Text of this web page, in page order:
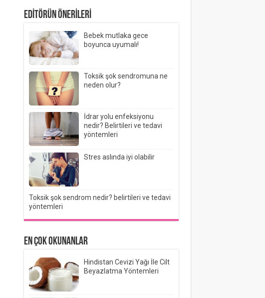
EDİTÖRÜN ÖNERİLERİ
Bebek mutlaka gece
boyunca uyumalı!
Toksik şok sendromuna ne
neden olur?
İdrar yolu enfeksiyonu
nedir? Belirtileri ve tedavi
yöntemleri
Stres aslında iyi olabilir
Toksik şok sendrom nedir? belirtileri ve tedavi
yöntemleri
EN ÇOK OKUNANLAR
Hindistan Cevizi Yağı İle Cilt
Beyazlatma Yöntemleri